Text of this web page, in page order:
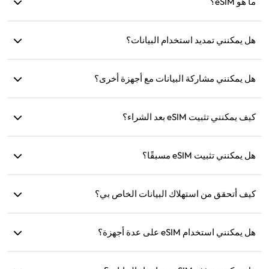
وتثبيتها، يمكنك استخدامها للاتصال بالإنترنت.
هل يمكنني تمديد استخدام البيانات؟
الحالية.
هل يمكنني مشاركة البيانات مع أجهزة أخرى؟
البيانات هو نفسه كما على هاتفك.
كيف يمكنني تثبيت eSIM بعد الشراء؟
للتثبيت.
هل يمكنني تثبيت eSIM مسبقًا؟
عند الوصول.
كيف أتحقق من استهلاك البيانات الخاص بي؟
على الموقع.
هل يمكنني استخدام eSIM على عدة أجهزة؟